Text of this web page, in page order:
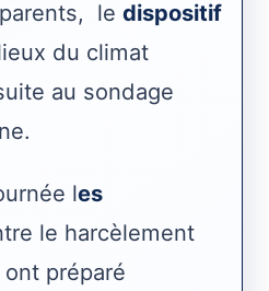
le dispositif
du climat
au sondage
les
le harcèlement
préparé